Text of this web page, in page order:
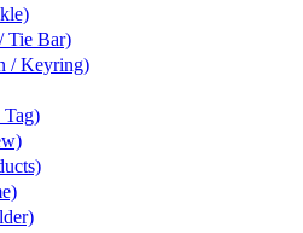
Tie Bar)
/ Keyring)